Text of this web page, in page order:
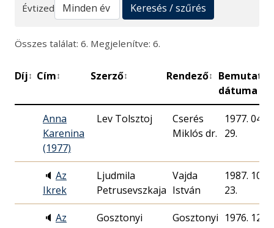
Évtized
Keresés / szűrés
Összes találat: 6. Megjelenítve: 6.
Díj↕ Cím↕ Szerző↕ Rendező↕
Bemutató
dátuma
Anna
Karenina
(1977)
Lev Tolsztoj
Cserés
Miklós dr.
1977. 04.
29.
🔈 Az
Ikrek
Ljudmila
Petrusevszkaja
Vajda
István
1987. 10.
23.
🔈 Az
Gosztonyi
Gosztonyi 1976. 12.